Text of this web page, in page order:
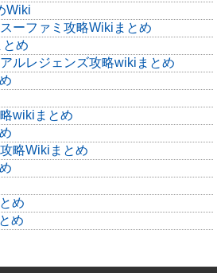
Wiki
ーファミ攻略Wikiまとめ
とめ
ルレジェンズ攻略wikiまとめ
wikiまとめ
略Wikiまとめ
め
め